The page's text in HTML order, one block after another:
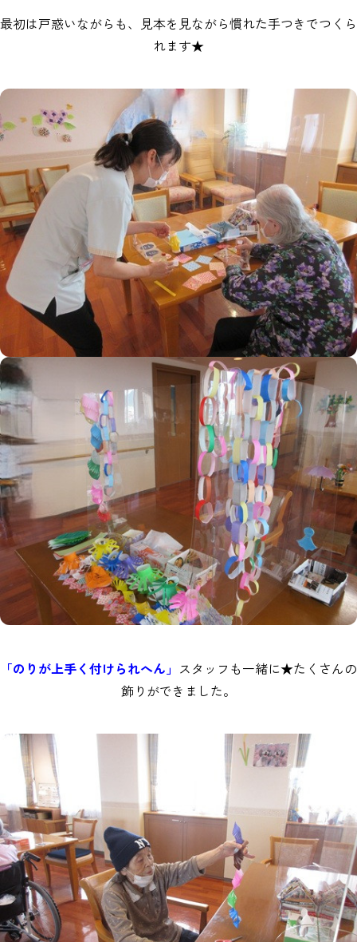
最初は戸惑いながらも、見本を見ながら慣れた手つきでつくら
れます★
「のりが上手く付けられへん」 スタッフも一緒に★たくさんの
飾りができました。